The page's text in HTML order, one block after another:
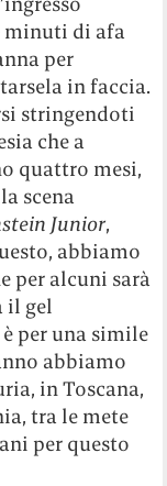
minuti di afa
per
in faccia.
stringendoti
che a
quattro mesi,
scena
Junior,
abbiamo
per alcuni sarà
il gel
per una simile
abbiamo
in Toscana,
tra le mete
per questo